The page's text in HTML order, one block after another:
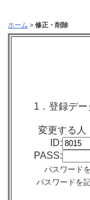
ホーム > 修正・削除
1．登録デー
変更する人
ID:
PASS:
パスワード
パスワードを